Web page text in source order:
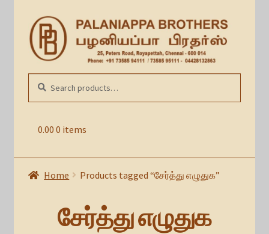
Skip
to
navigation
Skip
to
content
0.00 0 items
for:
Home Products tagged “சேர்த்து எழுதுக”
சேர்த்து எழுதுக